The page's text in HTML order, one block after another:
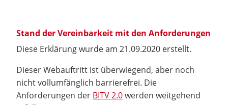
Stand der Vereinbarkeit mit den Anforderungen
Diese Erklärung wurde am 21.09.2020 erstellt.
Dieser Webauftritt ist überwiegend, aber noch
nicht vollumfänglich barrierefrei. Die
Anforderungen der BITV 2.0werden weitgehend